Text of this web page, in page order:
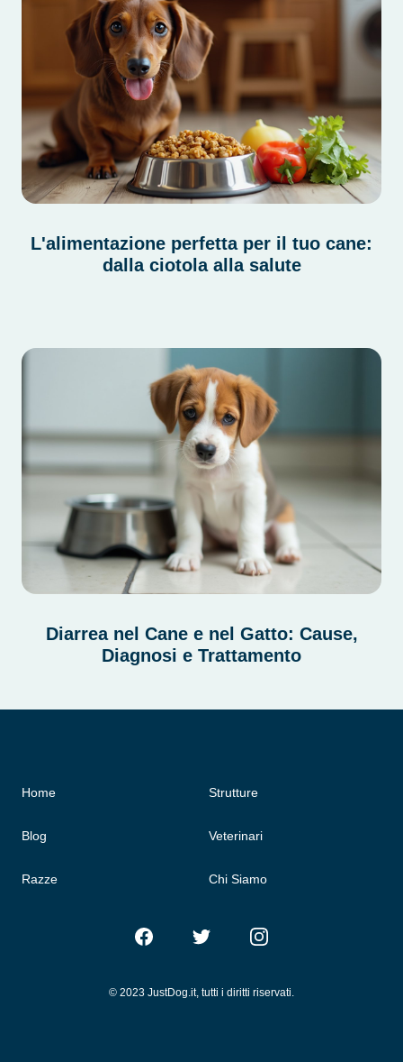
L'alimentazione perfetta per il tuo cane:
dalla ciotola alla salute
Diarrea nel Cane e nel Gatto: Cause,
Diagnosi e Trattamento
Home
Blog
Razze
Strutture
Veterinari
Chi Siamo
FacebookTwitter Instagram
© 2023 JustDog.it, tutti i diritti riservati.